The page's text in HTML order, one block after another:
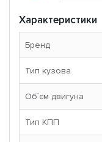
Характеристики
Бренд
Тип кузова
Об`єм двигуна
Тип КПП